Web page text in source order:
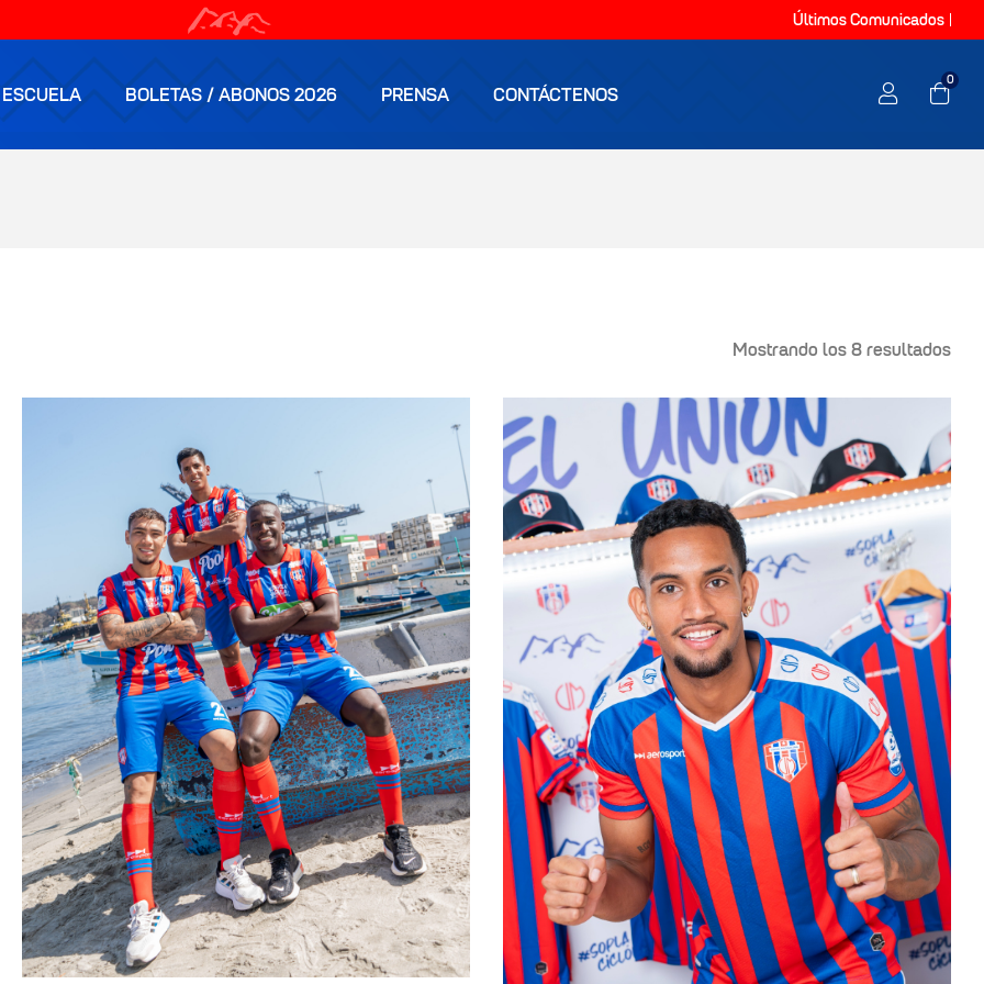
Últimos Comunicados
ESCUELA BOLETAS / ABONOS 2026 PRENSA CONTÁCTENOS
0
Mostrando los 8 resultados